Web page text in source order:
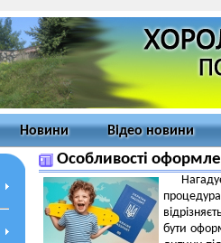
Новини Відео новини
Особливості
бути